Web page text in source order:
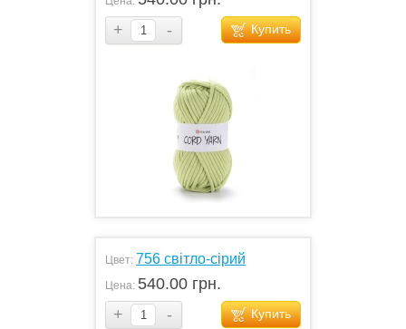
+
- Купить
Цвет: 756 світло-сірий
Цена: 540.00 грн.
+
- Купить